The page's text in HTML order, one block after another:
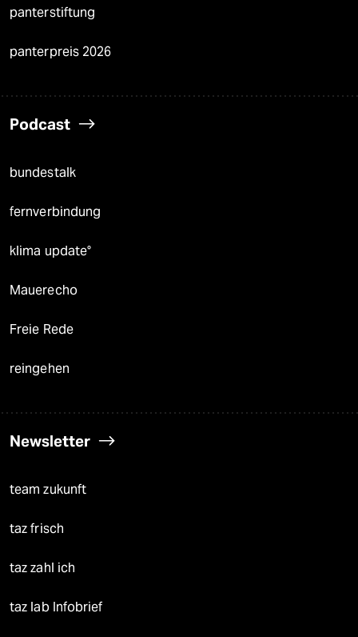
panterstiftung
panterpreis 2026
Podcast
bundestalk
fernverbindung
klima update°
Mauerecho
Freie Rede
reingehen
Newsletter
team zukunft
taz frisch
taz zahl ich
taz lab Infobrief